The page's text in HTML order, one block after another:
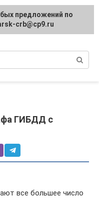
и
ГИБДД с
все большее число
предложений по
crb@cp9.ru